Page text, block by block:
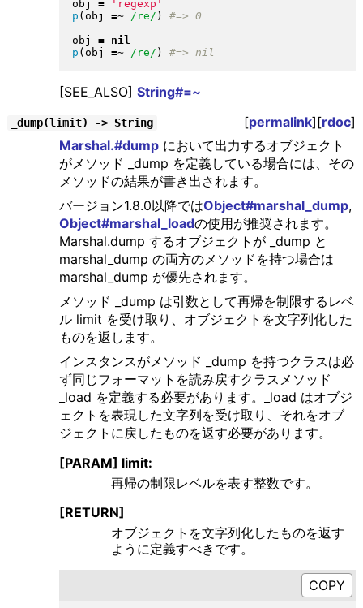
obj =
'regexp'
p ( obj =~ /re/ )
obj =
nil
p ( obj =~ /re/ )
[SEE_ALSO] String#=~
_dump(limit) -> String [permalink][rdoc]
Marshal.#dumpにおいて出力するオブジェクト
がメソッド _dump を定義している場合には、その
メソッドの結果が書き出されます。
バージョン1.8.0以降ではObject#marshal_dump,
Object#marshal_loadの使用が推奨されます。
Marshal.dump するオブジェクトが _dump と
marshal_dump の両方のメソッドを持つ場合は
marshal_dump が優先されます。
メソッド _dump は引数として再帰を制限するレベ
ル limit を受け取り、オブジェクトを文字列化した
ものを返します。
インスタンスがメソッド _dump を持つクラスは必
ず同じフォーマットを読み戻すクラスメソッド
_load を定義する必要があります。_load はオブジ
ェクトを表現した文字列を受け取り、それをオブ
ジェクトに戻したものを返す必要があります。
[PARAM] limit:
再帰の制限レベルを表す整数です。
[RETURN]
オブジェクトを文字列化したものを返す
ように定義すべきです。